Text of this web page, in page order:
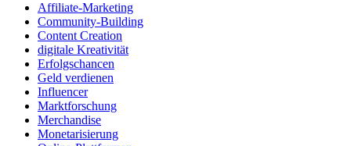
Affiliate-Marketing
Community-Building
Content Creation
digitale Kreativität
Erfolgschancen
Geld verdienen
Influencer
Marktforschung
Merchandise
Monetarisierung